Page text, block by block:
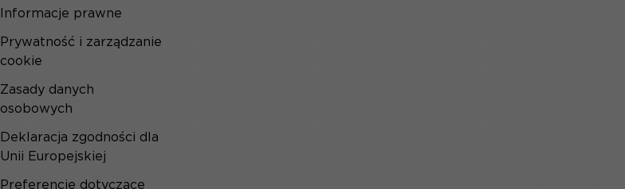
Informacje prawne
Prywatność i zarządzanie
cookie
Zasady danych
osobowych
Deklaracja zgodności dla
Unii Europejskiej
Preferencje dotyczące